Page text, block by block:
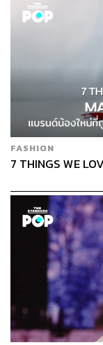
FASHION
7 THINGS WE